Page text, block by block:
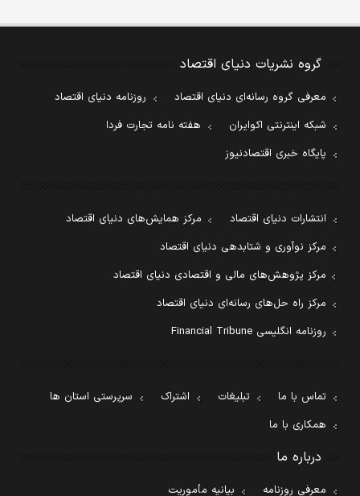
گروه نشریات دنیای اقتصاد
معرفی گروه رسانه‌ای دنیای اقتصاد
روزنامه دنیای اقتصاد
شبکه اینترنتی اکوایران
هفته نامه تجارت فردا
پایگاه خبری اقتصادنیوز
انتشارات دنیای اقتصاد
مرکز همایش‌های دنیای اقتصاد
مرکز نوآوری و شتابدهی دنیای اقتصاد
مرکز پژوهش‌های مالی و اقتصادی دنیای اقتصاد
مرکز راه حل‌های رسانه‌ای دنیای اقتصاد
روزنامه انگلیسی Financial Tribune
تماس با ما تبلیغات اشتراک
سرپرستی استان ها
همکاری با ما
درباره ما
معرفی روزنامه بیانیه مأموریت